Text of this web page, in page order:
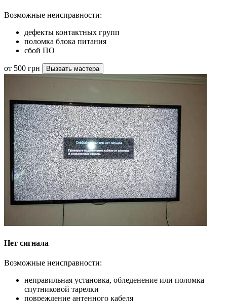
Возможные неисправности:
дефекты контактных групп
поломка блока питания
сбой ПО
от 500 грн Вызвать мастера
Нет сигнала
Возможные неисправности:
неправильная установка, обледенение или поломка
спутниковой тарелки
повреждение антенного кабеля